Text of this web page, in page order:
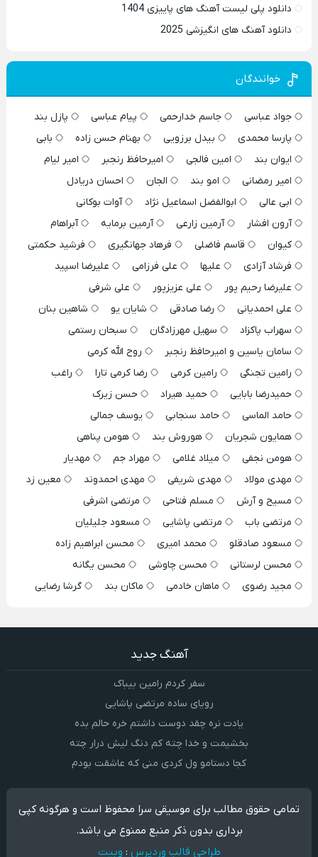
دانلود پلی لیست آهنگ های پاییزی 1404
دانلود آهنگ های انگیزشی 2025
خوانندگان
جواد عباسی جاسم خدارحمی پیام عباسی
پازل بند
پارسا محمدی
بیدل برزویی بهنام حسن زاده
بابی
ایوان بند
امین فالجی امیرحافظ رنجبر
امیر لیام
امیر رمضانی
امو بند الجان
احسان دریادل
ابی عالی
ابوالفضل اسماعیل نژاد
آوات بوکانی
آرون افشار
آرمین زارعی آرمین برمایه
آبراهام
کیوان
قاسم فاضلی فرهاد جهانگیری
فرشید حکمتی
فرشاد آزادی
علیها علی فرزامی
علیرضا اسپید
علیرضا رحیم پور
علی عزیزپور
علی شرفی
علی احمدیانی
رضا صادقی شایان یو
شاهین بنان
سهراب پاکزاد
سهیل مهرزادگان
سبحان رستمی
سامان یاسین و امیرحافظ رنجبر
روح الله کرمی
رامین تجنگی
رامین کرمی رضا کرمی تارا
راغب
حمیدرضا بابایی
حمید هیراد
حسن زیرک
حامد الماسی
حامد سنجابی
یوسف جمالی
همایون شجریان
هوروش بند
هومن پناهی
هومن نجفی
میلاد غلامی مهراد جم
مهدیار
مهدی مولاد
مهدی شریفی مهدی احمدوند
معین زد
مسیح و آرش
مسلم فتاحی
مرتضی اشرفی
مرتضی باب
مرتضی پاشایی
مسعود جلیلیان
مسعود صادقلو
محمد امیری
محسن ابراهیم زاده
محسن لرستانی
محسن چاوشی
محسن یگانه
مجید رضوی
ماهان خادمی ماکان بند گرشا رضایی
آهنگ جدید
سفر کردم رامین بیباک
رویای ساده مرتضی پاشایی
یادت نره چقد دوست داشتم خره حالم بده
بخشیمت و خدا چته کم دنگ لیش درار چته
کجا دستامو ول کردی منی که عاشقت بودم
تمامی حقوق مطالب برای موسیقی سرا محفوظ است و هرگونه کپی
برداری بدون ذکر منبع ممنوع می باشد.
طراحی قالب وردپرس : وبیت